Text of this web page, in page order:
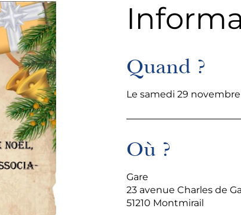
Quand ?
Le samedi 29 novembre
Où ?
Gare
23 avenue Charles de
51210 Montmirail